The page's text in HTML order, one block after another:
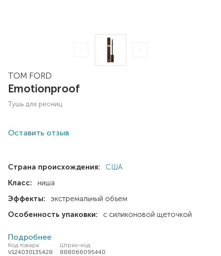
TOM FORD
Emotionproof
тушь для ресниц
Оставить отзыв
Страна происхождения:
США
Класс:
ниша
Эффекты:
экстремальный объем
Особенность упаковки:
с силиконовой щеточкой
Подробнее
Код товара
V124030135428
Штрих-код
888066095440